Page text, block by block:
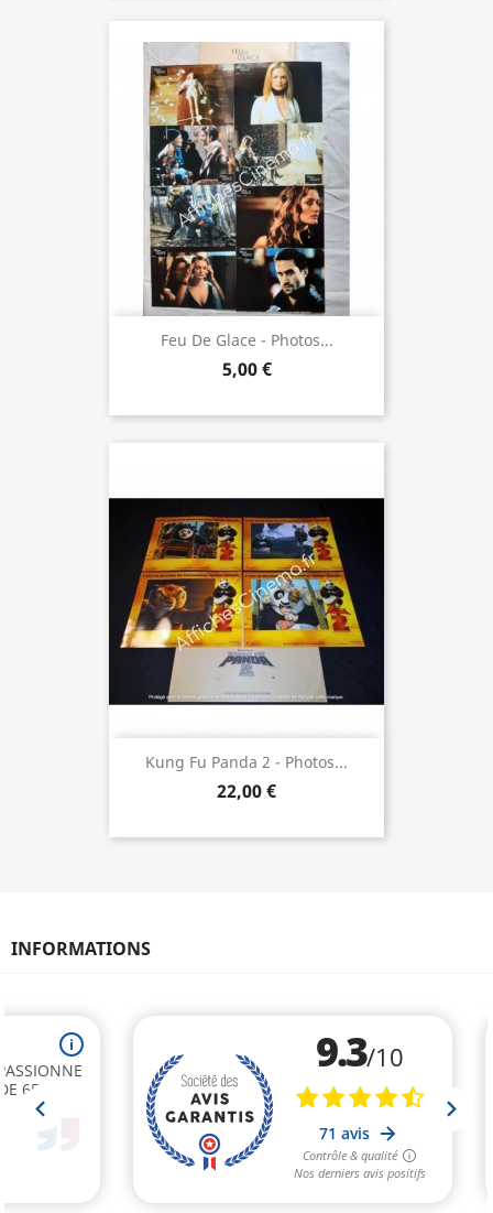
Feu De Glace - Photos...
5,00 €
Kung Fu Panda 2 - Photos...
22,00 €
INFORMATIONS